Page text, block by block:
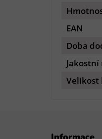
EAN
Doba
Velikost